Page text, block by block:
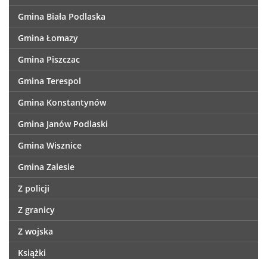
Gmina Biała Podlaska
Gmina Łomazy
Gmina Piszczac
Gmina Terespol
Gmina Konstantynów
Gmina Janów Podlaski
Gmina Wisznice
Gmina Zalesie
Z policji
Z granicy
Z wojska
Książki